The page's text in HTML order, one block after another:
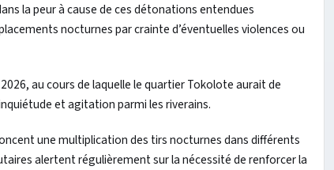
la peur à cause de ces détonations entendues
nocturnes par crainte d’éventuelles violences ou
au cours de laquelle le quartier Tokolote aurait de
et agitation parmi les riverains.
une multiplication des tirs nocturnes dans différents
alertent régulièrement sur la nécessité de renforcer la